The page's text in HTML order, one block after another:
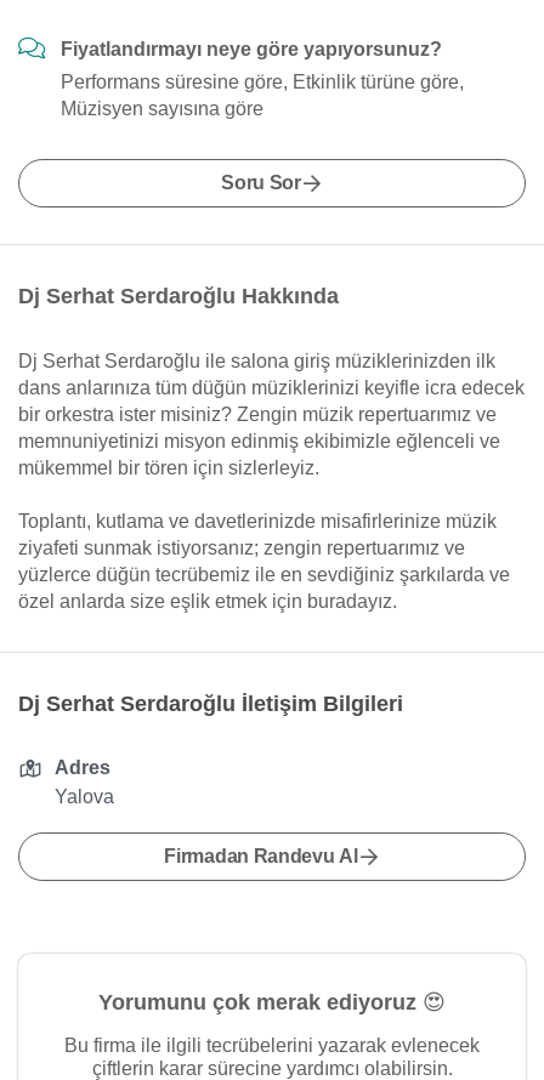
Fiyatlandırmayı neye göre yapıyorsunuz?
Performans süresine göre, Etkinlik türüne göre,
Müzisyen sayısına göre
Soru Sor
Dj Serhat Serdaroğlu Hakkında
Dj Serhat Serdaroğlu ile salona giriş müziklerinizden ilk
dans anlarınıza tüm düğün müziklerinizi keyifle icra edecek
bir orkestra ister misiniz? Zengin müzik repertuarımız ve
memnuniyetinizi misyon edinmiş ekibimizle eğlenceli ve
mükemmel bir tören için sizlerleyiz.
Toplantı, kutlama ve davetlerinizde misafirlerinize müzik
ziyafeti sunmak istiyorsanız; zengin repertuarımız ve
yüzlerce düğün tecrübemiz ile en sevdiğiniz şarkılarda ve
özel anlarda size eşlik etmek için buradayız.
Dj Serhat Serdaroğlu İletişim Bilgileri
Adres
Yalova
Firmadan Randevu Al
Yorumunu çok merak ediyoruz 😍
Bu firma ile ilgili tecrübelerini yazarak evlenecek
çiftlerin karar sürecine yardımcı olabilirsin.